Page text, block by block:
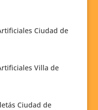
Ciudad de
Villa de
Ciudad de